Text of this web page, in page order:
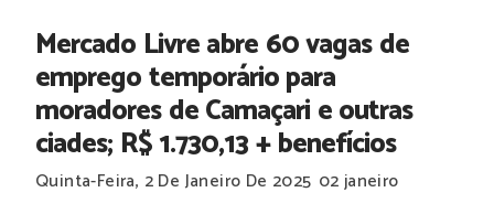
Mercado Livre abre 60 vagas de
emprego temporário para
moradores de Camaçari e outras
ciades; R$ 1.730,13 + benefícios
Quinta-Feira, 2 De Janeiro De 2025 02 janeiro